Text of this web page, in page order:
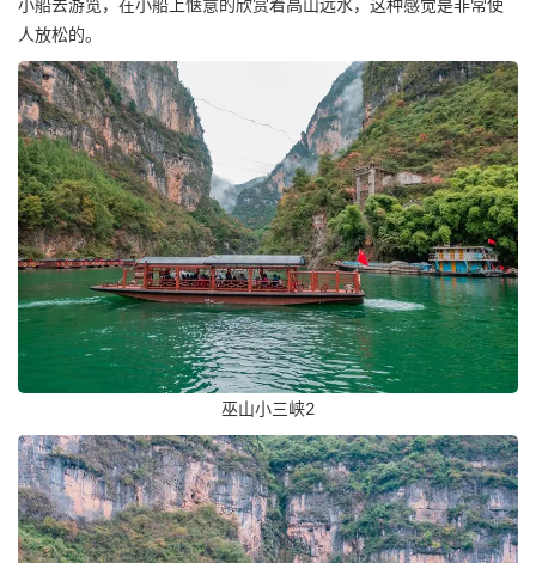
小船去游览，在小船上惬意的欣赏着高山远水，这种感觉是非常使
人放松的。
巫山小三峡2